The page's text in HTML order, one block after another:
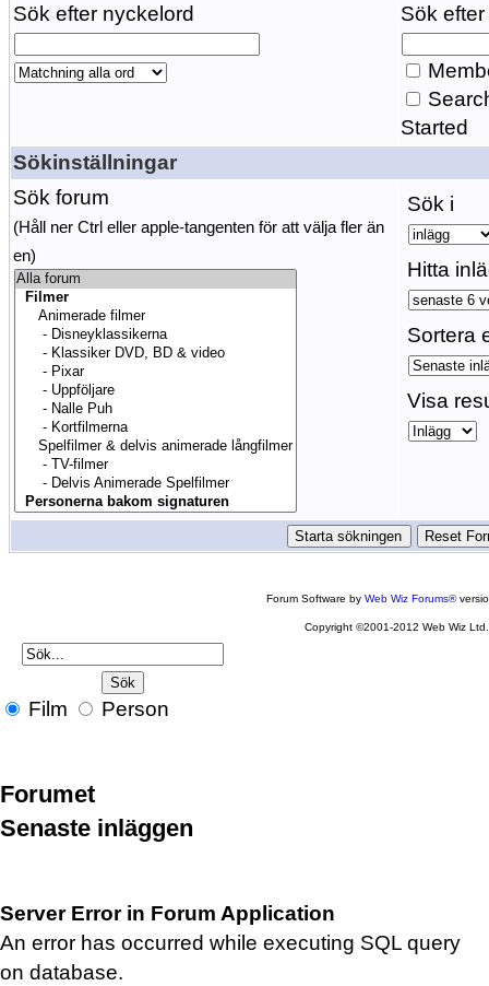
Sök efter nyckelord
Sök
Started
Sökinställningar
Sök forum
(Håll ner Ctrl eller apple-tangenten för att välja fler än
en)
Sök i
Hitta
Sortera
Visa
Forum Software byWeb Wiz Forums®
Copyright ©2001-2012 Web Wiz Ltd.
Film Person
Forumet
Senaste inläggen
Server Error in Forum Application
An error has occurred while executing SQL query
on database.